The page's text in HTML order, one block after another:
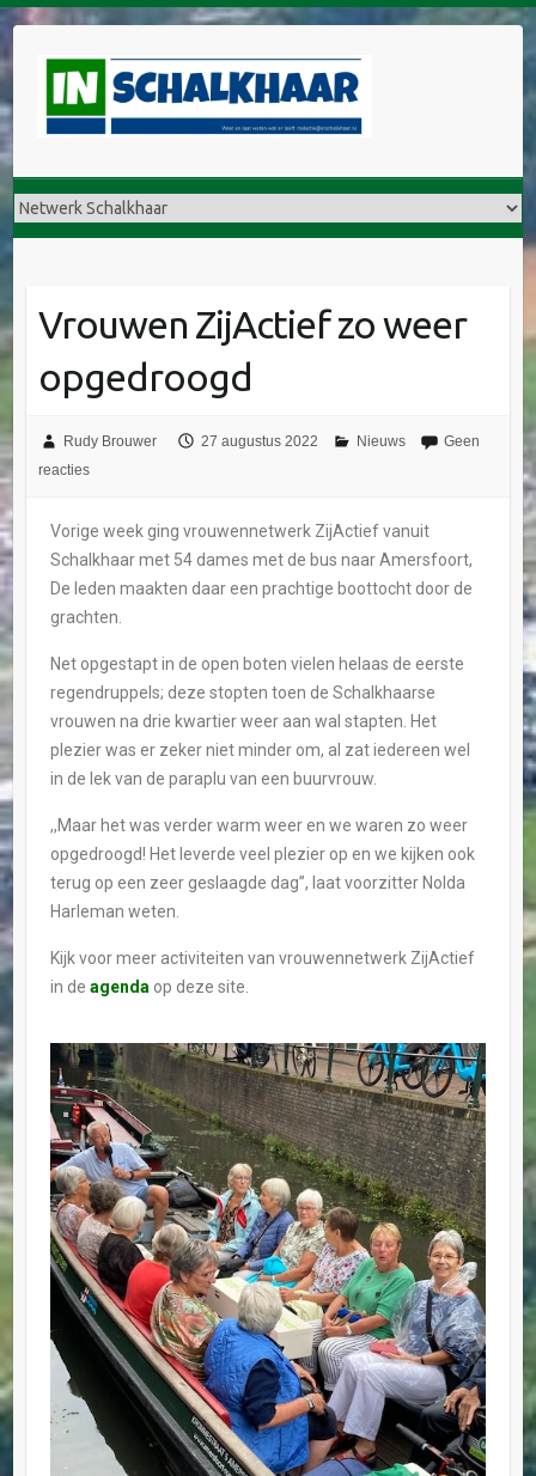
Vrouwen ZijActief zo weer
opgedroogd
Rudy Brouwer 27 augustus 2022 Nieuws
Geen
reacties
Vorige week ging vrouwennetwerk ZijActief vanuit
Schalkhaar met 54 dames met de bus naar Amersfoort,
De leden maakten daar een prachtige boottocht door de
grachten.
Net opgestapt in de open boten vielen helaas de eerste
regendruppels; deze stopten toen de Schalkhaarse
vrouwen na drie kwartier weer aan wal stapten. Het
plezier was er zeker niet minder om, al zat iedereen wel
in de lek van de paraplu van een buurvrouw.
,,Maar het was verder warm weer en we waren zo weer
opgedroogd! Het leverde veel plezier op en we kijken ook
terug op een zeer geslaagde dag”, laat voorzitter Nolda
Harleman weten.
Kijk voor meer activiteiten van vrouwennetwerk ZijActief
in de agenda op deze site.